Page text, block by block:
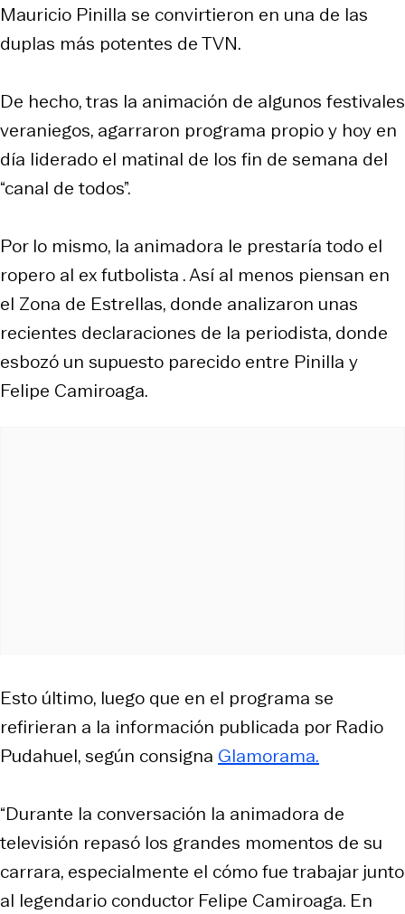
Mauricio Pinilla se convirtieron en una de las
duplas más potentes de TVN.
De hecho, tras la animación de algunos festivales
veraniegos, agarraron programa propio y hoy en
día liderado el matinal de los fin de semana del
“canal de todos”.
Por lo mismo, la animadora le prestaría todo el
ropero al ex futbolista . Así al menos piensan en
el Zona de Estrellas, donde analizaron unas
recientes declaraciones de la periodista, donde
esbozó un supuesto parecido entre Pinilla y
Felipe Camiroaga.
Esto último, luego que en el programa se
refirieran a la información publicada por Radio
Pudahuel, según consigna Glamorama.
“Durante la conversación la animadora de
televisión repasó los grandes momentos de su
carrara, especialmente el cómo fue trabajar junto
al legendario conductor Felipe Camiroaga. En